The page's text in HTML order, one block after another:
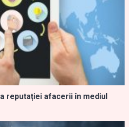
reputației afacerii în mediul